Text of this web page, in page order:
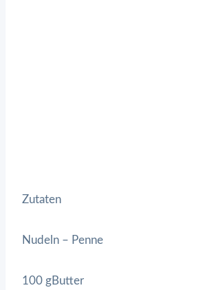
Zutaten
Nudeln – Penne
100 gButter